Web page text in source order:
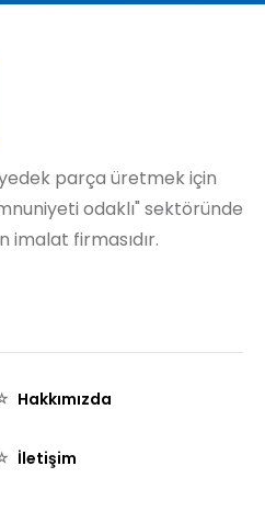
parça üretmek için
odaklı" sektöründe
imalat firmasıdır.
Hakkımızda
İletişim